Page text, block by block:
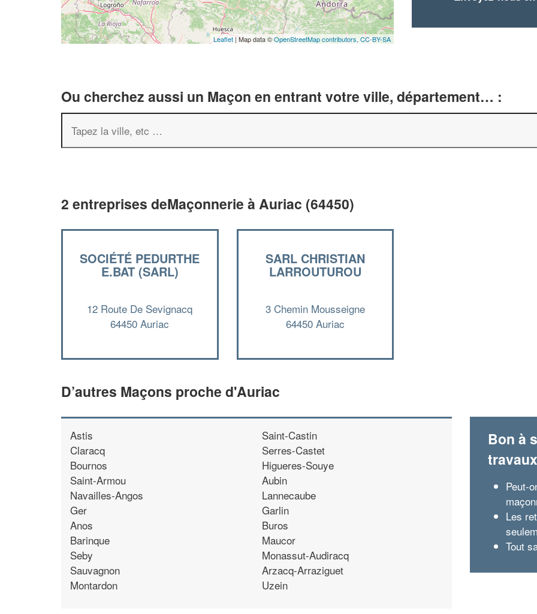
Leaflet| Map data ©OpenStreetMap contributors, CC-BY-SA
Ou cherchez aussi un Maçon en entrant votre ville, département… :
2 entreprises deMaçonnerie à Auriac (64450)
SOCIÉTÉ PEDURTHE
E.BAT (SARL)
12 Route De Sevignacq
64450 Auriac
SARL CHRISTIAN
LARROUTUROU
3 Chemin Mousseigne
64450 Auriac
D’autres Maçons proche d'Auriac
Astis
Claracq
Bournos
Saint-Armou
Navailles-Angos
Ger
Anos
Barinque
Seby
Sauvagnon
Montardon
Saint-Castin
Serres-Castet
Higueres-Souye
Aubin
Lannecaube
Garlin
Buros
Maucor
Monassut-Audiracq
Arzacq-Arraziguet
Uzein
Bon à
travaux
Peut-
Les
Tout